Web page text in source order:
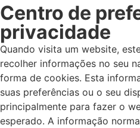
Centro de
privacidade
Quando visita um website,
recolher informações no seu
forma de cookies. Esta
suas preferências ou o seu
principalmente para fazer o
esperado. A informação